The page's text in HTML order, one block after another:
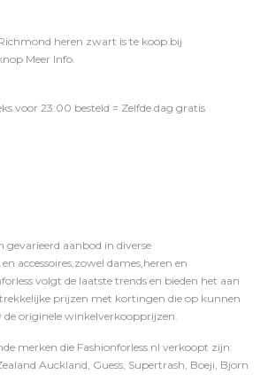
heren zwart is te koop bij
Meer Info.
voor 23:00 besteld = Zelfde dag gratis
gevarieerd aanbod in diverse
accessoires,zowel dames,heren en
volgt de laatste trends en bieden het aan
prijzen met kortingen die op kunnen
originele winkelverkoopprijzen.
merken die Fashionforless.nl verkoopt zijn:
Auckland, Guess, Supertrash, Boeji, Bjorn